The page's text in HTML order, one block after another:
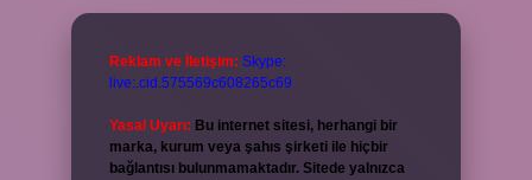
Reklam ve İletişim: Skype:
live:.cid.575569c608265c69
Yasal Uyarı: Bu internet sitesi, herhangi bir
marka, kurum veya şahıs şirketi ile hiçbir
bağlantısı bulunmamaktadır. Sitede yalnızca